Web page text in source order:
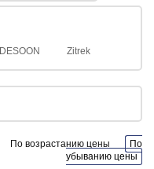
DESOON Zitrek
По возрастанию цены
По
убыванию цены